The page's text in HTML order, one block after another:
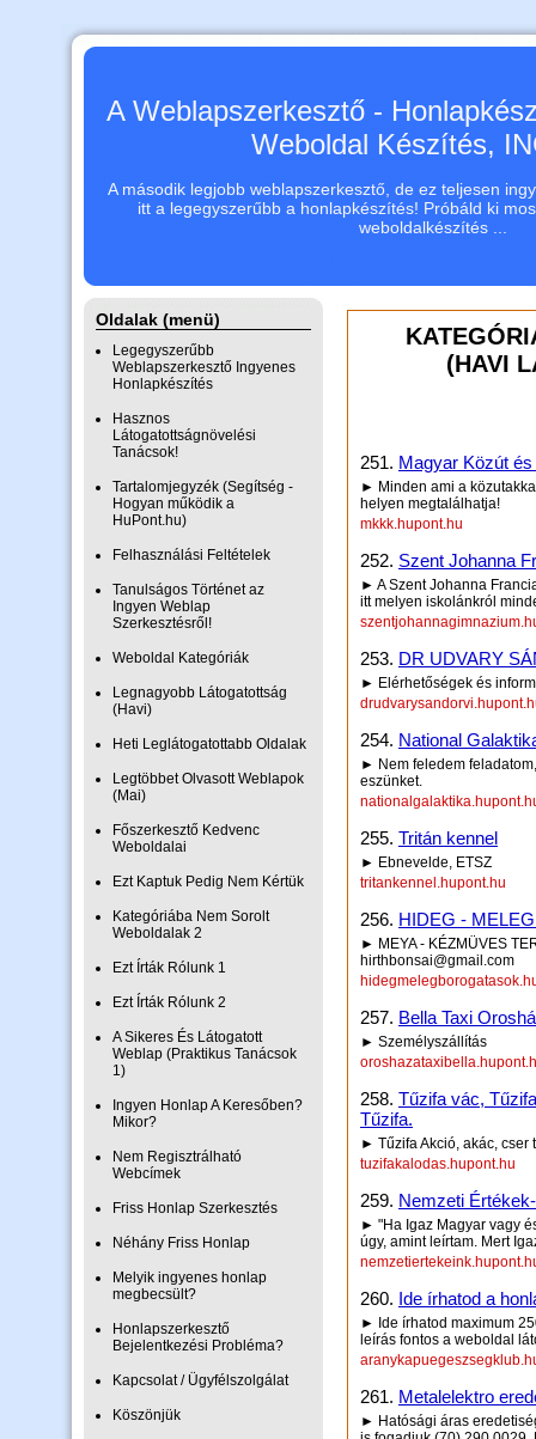
A Weblapszerkesztő -
Weboldal Készítés,
A második legjobb weblapszerkesztő, de ez teljesen
itt a legegyszerűbb a honlapkészítés! Próbáld ki
weboldalkészítés ...
Oldalak (menü)
Legegyszerűbb
Weblapszerkesztő Ingyenes
Honlapkészítés
Hasznos
Látogatottságnövelési
Tanácsok!
Tartalomjegyzék (Segítség -
Hogyan működik a
HuPont.hu)
Felhasználási Feltételek
Tanulságos Történet az
Ingyen Weblap
Szerkesztésről!
Weboldal Kategóriák
Legnagyobb Látogatottság
(Havi)
Heti Leglátogatottabb Oldalak
Legtöbbet Olvasott Weblapok
(Mai)
Főszerkesztő Kedvenc
Weboldalai
Ezt Kaptuk Pedig Nem Kértük
Kategóriába Nem Sorolt
Weboldalak 2
Ezt Írták Rólunk 1
Ezt Írták Rólunk 2
A Sikeres És Látogatott
Weblap (Praktikus Tanácsok
1)
Ingyen Honlap A Keresőben?
Mikor?
Nem Regisztrálható
Webcímek
Friss Honlap Szerkesztés
Néhány Friss Honlap
Melyik ingyenes honlap
megbecsült?
Honlapszerkesztő
Bejelentkezési Probléma?
Kapcsolat / Ügyfélszolgálat
Köszönjük
(HAVI
251. Magyar Közút
► Minden ami a
helyen megtalálhatja!
mkkk.hupont.hu
252. Szent Johanna
► A Szent Johanna
itt melyen iskolánkról
253. DR UDVARY
► Elérhetőségek és
254. National
► Nem feledem
eszünket.
255. Tritán kennel
► Ebnevelde, ETSZ
tritankennel.hupont.hu
256. HIDEG -
► MEYA - KÉZMÜVES
hirthbonsai@gmail.com
257. Bella Taxi
► Személyszállítás
258. Tűzifa vác,
Tűzifa.
► Tűzifa Akció, akác, cser
tuzifakalodas.hupont.hu
259. Nemzeti
► "Ha Igaz Magyar vagy
úgy, amint leírtam. Mert
260. Ide írhatod a
► Ide írhatod maximum
leírás fontos a weboldal
261. Metalelektro
► Hatósági áras